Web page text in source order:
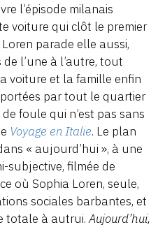
l’épisode milanais
voiture qui clôt le premier
parade elle aussi,
l’une à l’autre, tout
voiture et la famille enfin
par tout le quartier
foule qui n’est pas sans
Voyage en Italie. Le plan
« aujourd’hui », à une
subjective, filmée de
où Sophia Loren, seule,
sociales barbantes, et
totale à autrui.Aujourd’hui,